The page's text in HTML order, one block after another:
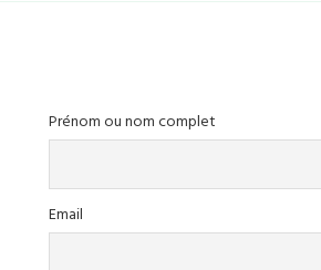
Prénom ou nom complet
Email